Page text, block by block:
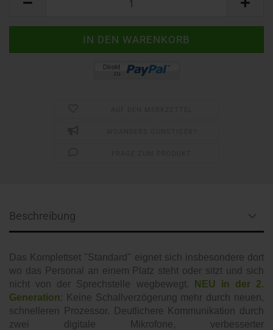
Beschreibung
Das Komplettset "Standard" eignet sich insbesondere dort
wo das Personal an einem Platz steht oder sitzt und sich
nicht von der Sprechstelle wegbewegt.
NEU in der 2.
Generation: Keine Schallverzögerung mehr durch neuen,
schnelleren Prozessor. Deutlichere Kommunikation durch
zwei digitale Mikrofone, verbesserter